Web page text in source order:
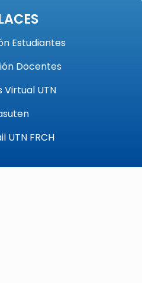
Estudiantes
Docentes
Virtual UTN
UTN FRCH